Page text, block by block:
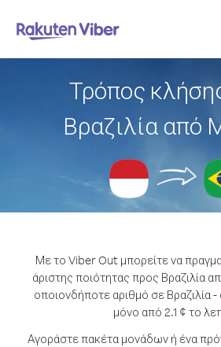
Τρόπος
Βραζιλία από
Με το Viber Out μπορείτε να
άριστης ποιότητας προς Βραζιλία
οποιονδήποτε αριθμό σε Βραζιλία
μόνο από 2.1 ¢ το
Αγοράστε πακέτα μονάδων ή ένα